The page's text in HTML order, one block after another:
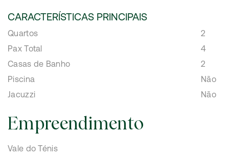
CARACTERÍSTICAS PRINCIPAIS
Quartos
2
Pax Total
4
Casas de Banho
2
Piscina
Não
Jacuzzi
Não
Empreendimento
Vale do Ténis